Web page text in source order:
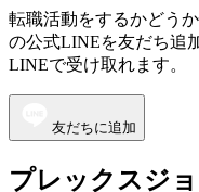
転職活動をするかどう
の公式LINEを友だち追
LINEで受け取れます。
友だちに追加
プレックスジ